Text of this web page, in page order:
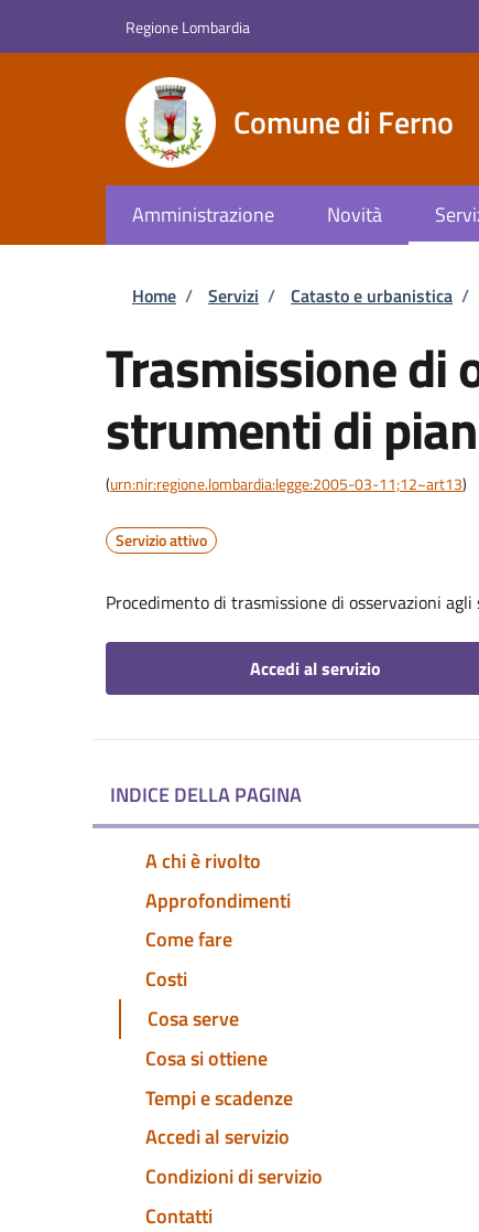
Regione Lombardia
Comune di Ferno
Amministrazione Novità
Briciole di pane
Home / Servizi / Catasto e urbanistica /
Trasmissione di
strumenti di
(urn:nir:regione.lombardia:legge:2005-03-11;12~art13)
Servizio attivo
Procedimento di trasmissione di osservazioni
Accedi al servizio
INDICE DELLA PAGINA
A chi è rivolto
Approfondimenti
Come fare
Costi
Cosa serve
Cosa si ottiene
Tempi e scadenze
Accedi al servizio
Condizioni di servizio
Contatti